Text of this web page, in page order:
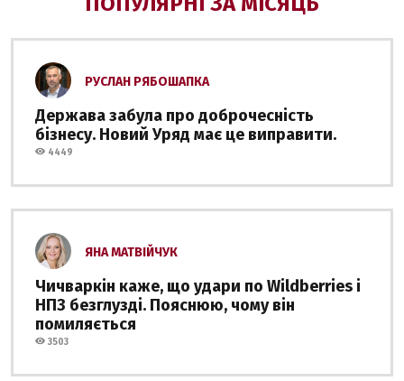
РУСЛАН РЯБОШАПКА
Держава забула про доброчесність
бізнесу. Новий Уряд має це виправити.
4449
ЯНА МАТВІЙЧУК
Чичваркін каже, що удари по Wildberries і
НПЗ безглузді. Пояснюю, чому він
помиляється
3503